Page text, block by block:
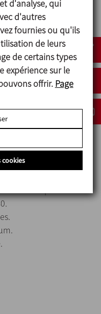
100
d'analyse, qui
d'autres
fournies ou qu'ils
de leurs
de certains types
expérience sur le
offrir. Page
cookies